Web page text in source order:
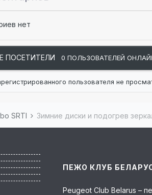
нет
ПОСЕТИТЕЛИ 0 ПОЛЬЗОВАТЕЛЕЙ
пользователя не
SRTI Зимние диски и подогрев
ПЕЖО КЛУБ БЕЛАРУСЬ
Peugeot Club Belarus –